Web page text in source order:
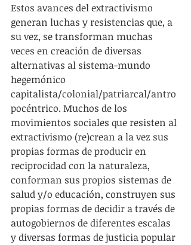
Estos avances del extractivismo
generan luchas y resistencias que, a
su vez, se transforman muchas
veces en creación de diversas
alternativas al sistema-mundo
hegemónico
capitalista/colonial/patriarcal/antro
pocéntrico. Muchos de los
movimientos sociales que resisten al
extractivismo (re)crean a la vez sus
propias formas de producir en
reciprocidad con la naturaleza,
conforman sus propios sistemas de
salud y/o educación, construyen sus
propias formas de decidir a través de
autogobiernos de diferentes escalas
y diversas formas de justicia popular